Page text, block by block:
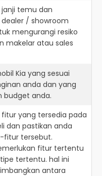
temu dan
/ showroom
mengurangi resiko
makelar atau sales
Kia yang sesuai
anda dan yang
budget anda.
yang tersedia pada
dan pastikan anda
fitur tersebut.
fitur tertentu
tertentu. hal ini
antara